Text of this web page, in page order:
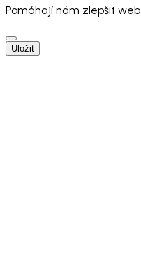
Pomáhají nám zlepšit web
Uložit